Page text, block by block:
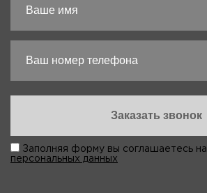
Заполняя форму вы соглашаетесь на
персональных данных